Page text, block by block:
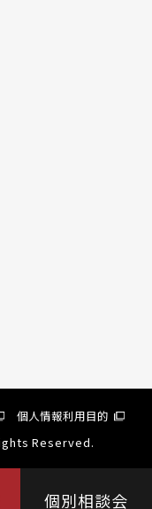
個人情報利用目的
Reserved.
個別相談会